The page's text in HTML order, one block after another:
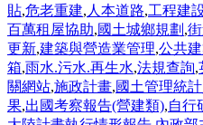
貼,危老重建, 人本道路,工程建
百萬租屋協助,國土城鄉規劃 ,
更新,建築與營造業管理,公共
箱,雨水.污水.再生水,法規查詢,
關網站,施政計畫,國土管理統
果,出國考察報告(營建類),自行